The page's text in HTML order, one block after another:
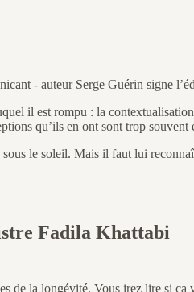
- auteur Serge Guérin signe
il est rompu : la
qu’ils en ont sont trop souvent
le soleil. Mais il faut lui
Fadila Khattabi
de la longévité. Vous irez lire si ça